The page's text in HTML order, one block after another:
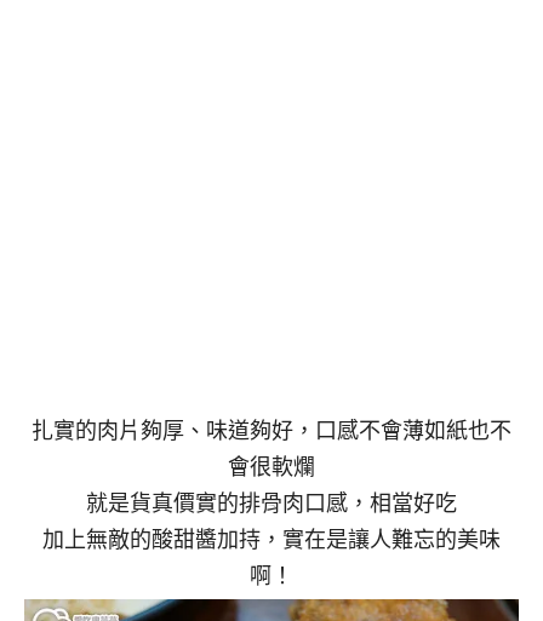
扎實的肉片夠厚、味道夠好，口感不會薄如紙也不
會很軟爛
就是貨真價實的排骨肉口感，相當好吃
加上無敵的酸甜醬加持，實在是讓人難忘的美味
啊！